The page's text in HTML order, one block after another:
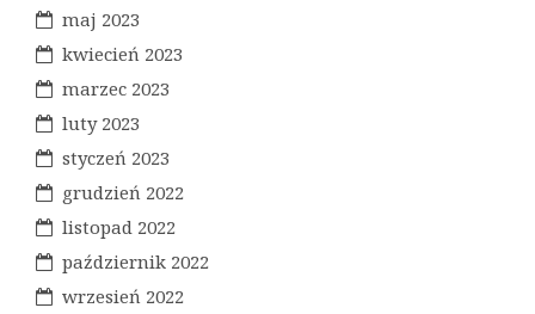
maj 2023
kwiecień 2023
marzec 2023
luty 2023
styczeń 2023
grudzień 2022
listopad 2022
październik 2022
wrzesień 2022